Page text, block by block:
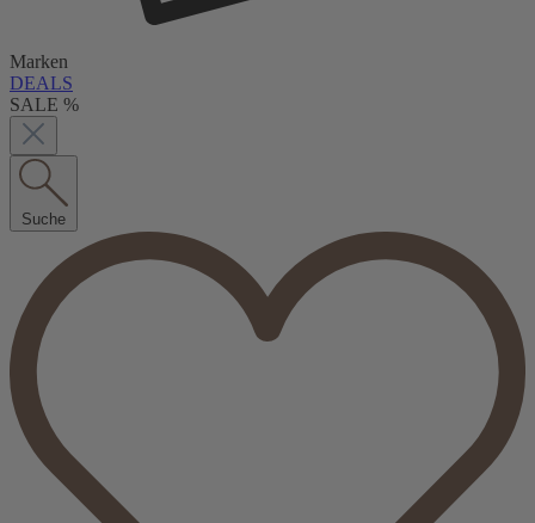
Marken
DEALS
SALE %
Suche